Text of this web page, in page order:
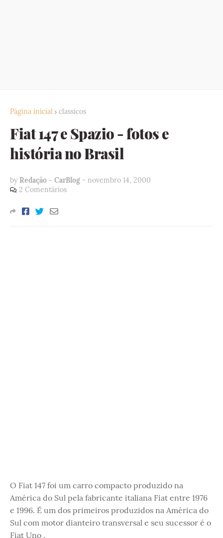
Página inicial classicos
Fiat 147 e Spazio - fotos e
história no Brasil
by Redação - CarBlog - novembro 14, 2000
2 Comentários
O Fiat 147 foi um carro compacto produzido na
América do Sul pela fabricante italiana Fiat entre 1976
e 1996. É um dos primeiros produzidos na América do
Sul com motor dianteiro transversal e seu sucessor é o
Fiat Uno .